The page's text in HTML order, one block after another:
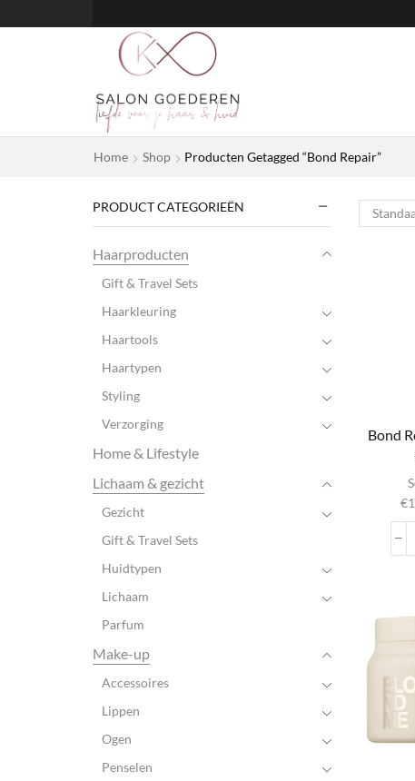
Home Shop Producten Getagged “Bond Repair”
Bond
€
PRODUCT CATEGORIEËN
Haarproducten
Gift & Travel Sets
Haarkleuring
Haartools
Haartypen
Styling
Verzorging
Home & Lifestyle
Lichaam & gezicht
Gezicht
Gift & Travel Sets
Huidtypen
Lichaam
Parfum
Make-up
Accessoires
Lippen
Ogen
Penselen